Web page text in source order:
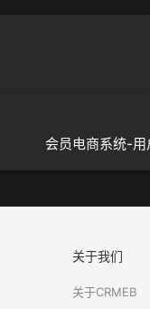
会员电商系统-
关于我们
关于CRMEB